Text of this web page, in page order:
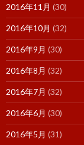
2016年11月 (30)
2016年10月 (32)
2016年9月 (30)
2016年8月 (32)
2016年7月 (32)
2016年6月 (30)
2016年5月 (31)